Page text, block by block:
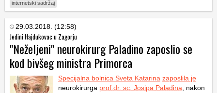
internetski sadržaj
29.03.2018. (12:58)
Jedini Hajdukovac u Zagorju
"Neželjeni" neurokirurg Paladino zaposlio se
kod bivšeg ministra Primorca
Specijalna bolnica Sveta Katarina zaposlila je
neurokirurga prof.dr. sc. Josipa Paladina , nakon